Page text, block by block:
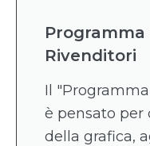
Rivenditori
Il
è pensato per
della grafica,